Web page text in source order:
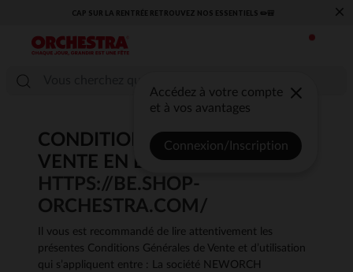
​CAP SUR LA RENTRÉE RETROUVEZ NOS ESSENTIELS ✏️🎒​ ×
Accédez à votre compte
et à vos avantages
Connexion/Inscription
CONDITIONS GÉNÉRALES DE
VENTE EN LIGNE ORCHESTRA
HTTPS://BE.SHOP-
ORCHESTRA.COM/
Il vous est recommandé de lire attentivement les
présentes Conditions Générales de Vente et d’utilisation
qui s’appliquent entre : La société NEWORCH